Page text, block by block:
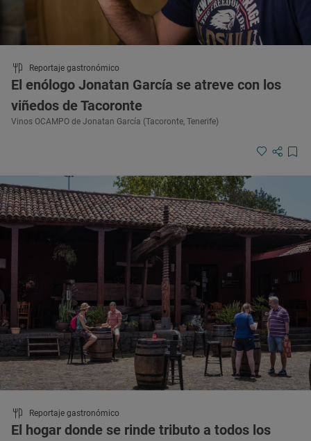
Reportaje gastronómico
El enólogo Jonatan García se atreve con los
viñedos de Tacoronte
Vinos OCAMPO de Jonatan García (Tacoronte, Tenerife)
Reportaje gastronómico
El hogar donde se rinde tributo a todos los